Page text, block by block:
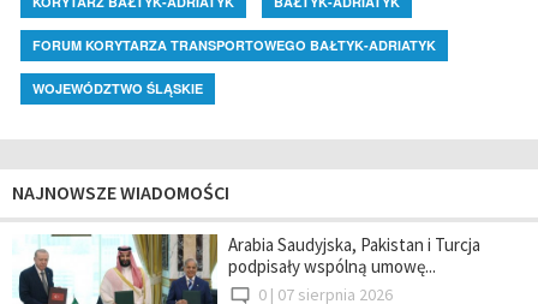
FORUM KORYTARZA TRANSPORTOWEGO BAŁTYK-ADRIATYK
WOJEWÓDZTWO ŚLĄSKIE
NAJNOWSZE WIADOMOŚCI
Arabia Saudyjska, Pakistan i Turcja
podpisały wspólną umowę...
0 | 07 sierpnia 2026